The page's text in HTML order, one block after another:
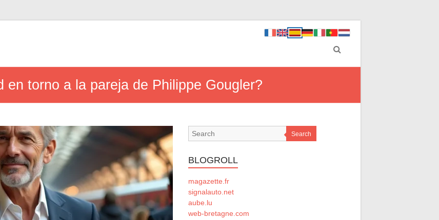
en torno a la pareja de Philippe Gougler?
Search
BLOGROLL
magazette.fr
signalauto.net
aube.lu
web-bretagne.com